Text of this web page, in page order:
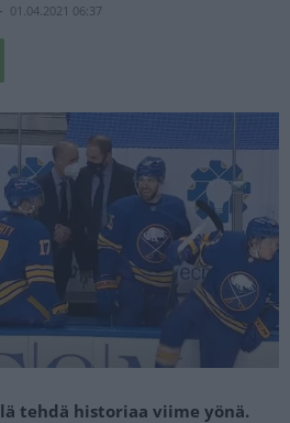
- 01.04.2021 06:37
tehdä historiaa viime yönä.